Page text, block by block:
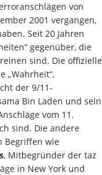
von
2001 vergangen,
Seit 20 Jahren
gegenüber, die
sind. Die offizielle
„Wahrheit“,
der 9/11-
Bin Laden und sein
vom 11.
sind. Die andere
Begriffen wie
, Mitbegründer der taz
in New York und